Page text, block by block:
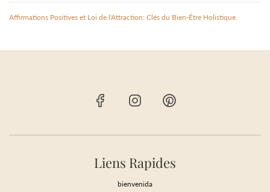
Affirmations Positives et Loi de l'Attraction: Clés du Bien-Être Holistique.
Liens Rapides
bienvenida